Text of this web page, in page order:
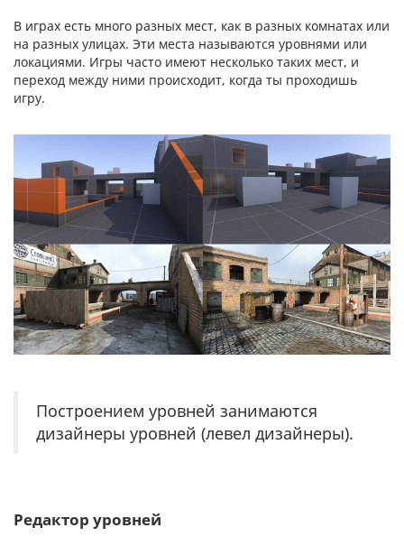
В играх есть много разных мест, как в разных комнатах или
на разных улицах. Эти места называются уровнями или
локациями. Игры часто имеют несколько таких мест, и
переход между ними происходит, когда ты проходишь
игру.
Построением уровней занимаются
дизайнеры уровней (левел дизайнеры).
Редактор уровней